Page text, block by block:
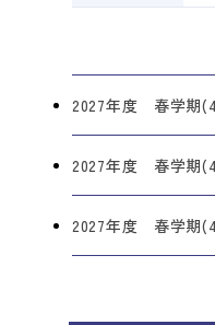
2027年度 春学期
2027年度 春学期
2027年度 春学期